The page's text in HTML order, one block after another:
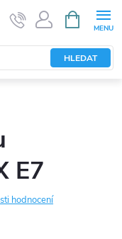
HLEDAT
NÁKUPNÍ
KOŠÍK
E7
hodnocení